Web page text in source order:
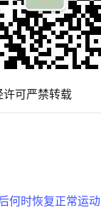
可严禁转载
何时恢复正常运动